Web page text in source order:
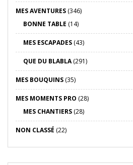
MES AVENTURES (346)
BONNE TABLE (14)
MES ESCAPADES (43)
QUE DU BLABLA(291)
MES BOUQUINS (35)
MES MOMENTS PRO (28)
MES CHANTIERS (28)
NON CLASSÉ (22)